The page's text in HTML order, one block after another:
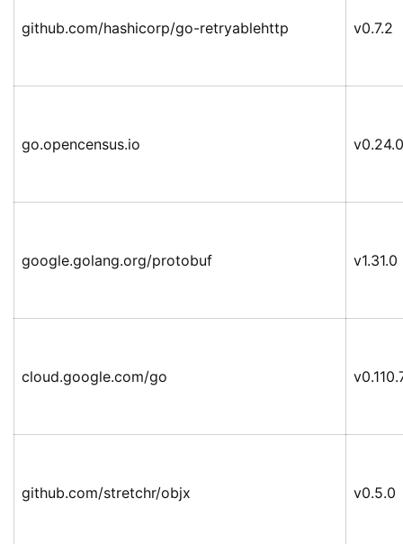
github.com/hashicorp/go-retryablehttp v0.7.2
go.opencensus.io v0.24.0
google.golang.org/protobuf v1.31.0
cloud.google.com/go
github.com/stretchr/objx v0.5.0